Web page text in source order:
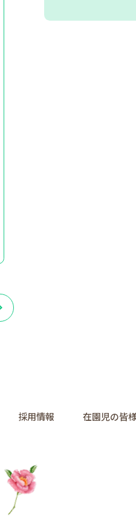
採用情報 在園児の皆